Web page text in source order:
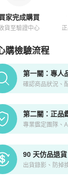
家完成購買
貨至驗證中心
購檢驗流程
拍拍圈正品驗
第一關：專人
確認商品狀況、
第二關：正品
專業鑑定團隊、
90 天仿品退貨
出貨錄影、防掉